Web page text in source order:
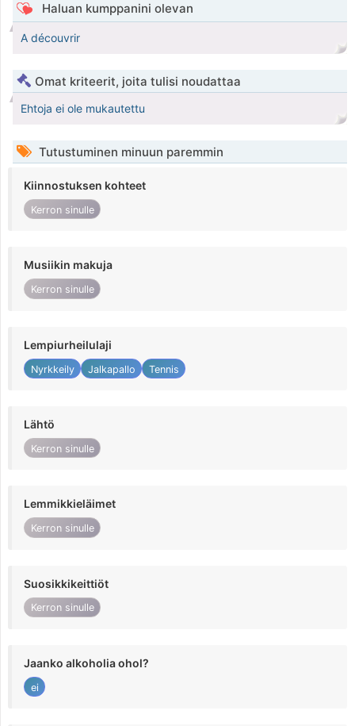
Haluan kumppanini olevan
A découvrir
Omat kriteerit, joita tulisi noudattaa
Ehtoja ei ole mukautettu
Tutustuminen minuun paremmin
Kiinnostuksen kohteet
Kerron sinulle
Musiikin makuja
Kerron sinulle
Lempiurheilulaji
Nyrkkeily Jalkapallo Tennis
Lähtö
Kerron sinulle
Lemmikkieläimet
Kerron sinulle
Suosikkikeittiöt
Kerron sinulle
Jaanko alkoholia ohol?
ei